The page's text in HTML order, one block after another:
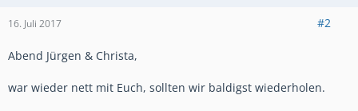
16. Juli 2017 #2
Abend Jürgen & Christa,
war wieder nett mit Euch, sollten wir baldigst wiederholen.